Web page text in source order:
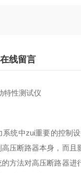
在线留言
特性测试仪
统中zui重要的控制
压断路器本身，而
方法对高压断路器